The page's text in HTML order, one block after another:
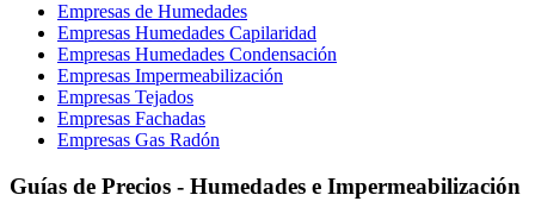
Empresas de Humedades
Empresas Humedades Capilaridad
Empresas Humedades Condensación
Empresas Impermeabilización
Empresas Tejados
Empresas Fachadas
Empresas Gas Radón
Guías de Precios - Humedades e Impermeabilización